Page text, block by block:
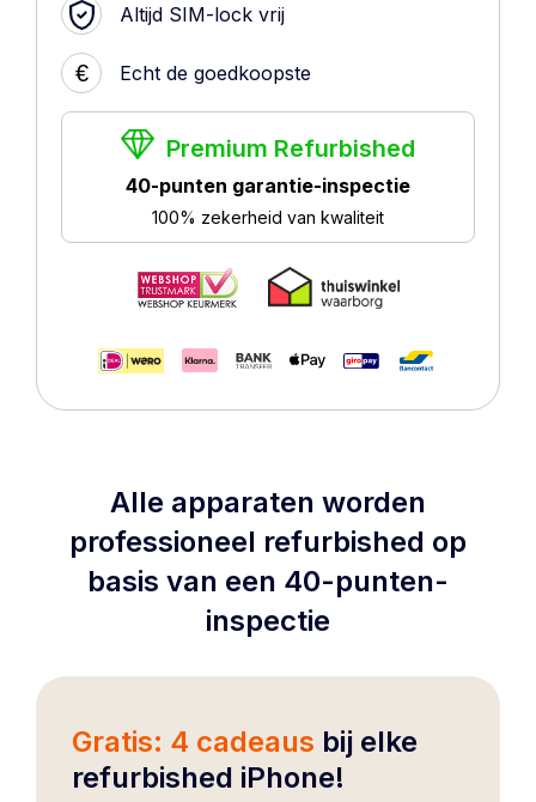
Altijd SIM-lock vrij
€ Echt de goedkoopste
Premium Refurbished
40-punten garantie-inspectie
100% zekerheid van kwaliteit
Alle apparaten worden
professioneel refurbished op
basis van een 40-punten-
inspectie
Gratis: 4 cadeaus bij elke
refurbished iPhone!